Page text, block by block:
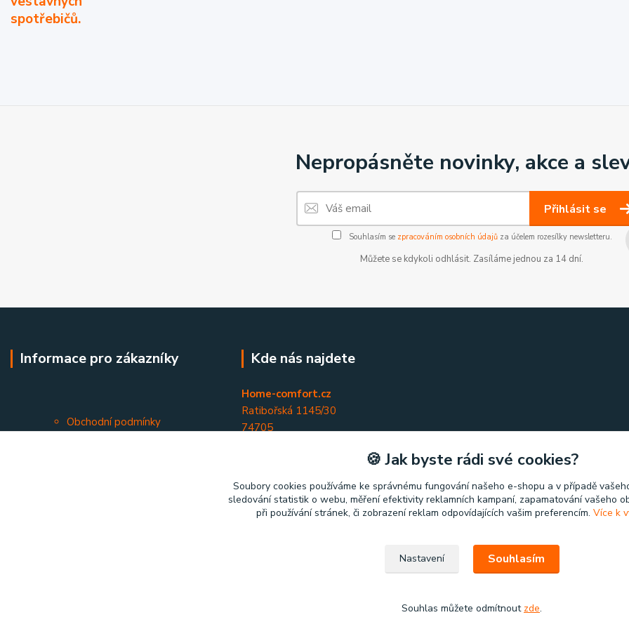
spotřebičů.
Nepropásněte novinky, akce a
Přihlásit se
Souhlasím se zpracováním osobních údajůza účelem rozesílky newsletteru.
Můžete se kdykoli odhlásit. Zasíláme jednou za 14 dní.
Informace pro zákazníky
Obchodní podmínky
Kde nás najdete
Home-comfort.cz
Ratibořská 1145/30
74705
🍪 Jak byste rádi své cookies?
Soubory cookies používáme ke správnému fungování našeho e-shopu a v případě
sledování statistik o webu, měření efektivity reklamních kampaní, zapamatování vašeho
při používání stránek, či zobrazení reklam odpovídajících vašim preferencím. Více k
Nastavení Souhlasím
Souhlas můžete odmítnout zde.